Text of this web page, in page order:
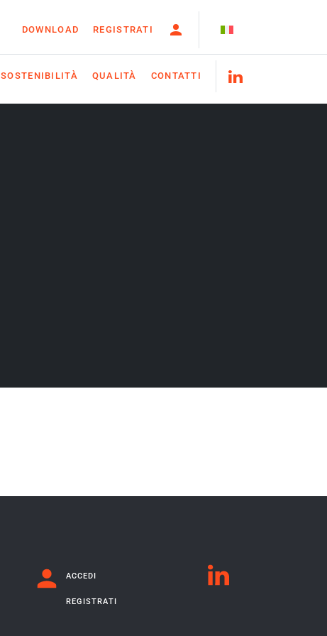
DOWNLOAD REGISTRATI
SOSTENIBILITÀ QUALITÀ CONTATTI
ACCEDI
REGISTRATI